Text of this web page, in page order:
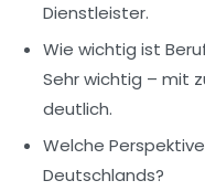
Dienstleister.
Wie wichtig ist
Sehr wichtig – mit
deutlich.
Welche
Deutschlands?